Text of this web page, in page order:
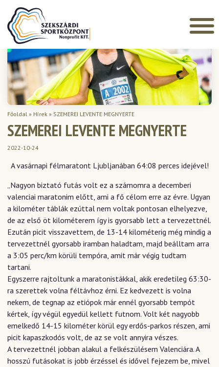
Főoldal » Hírek » SZEMEREI LEVENTE MEGNYERTE
SZEMEREI LEVENTE MEGNYERTE
2022-10-24
A vasárnapi félmaratont Ljubljanában 64:08 perces idejével!
„Nagyon biztató futás volt ez a számomra a decemberi
valenciai maratonim előtt, ami a fő célom erre az évre. Ugyan
a kilométer táblák ezúttal nem voltak pontosan elhelyezve,
de az első öt kilométerem így is gyorsabb lett a tervezettnél.
Ezután picit visszavettem, de 13-14 kilométerig még mindig a
tervezettnél gyorsabb iramban haladtam, majd beálltam arra
a 3:05 perc/km körüli tempóra, amit már végig tudtam
tartani.
Egyszerre rajtoltunk a maratonistákkal, akik eredetileg 63:30-
ra szerettek volna féltávhoz érni. Ez kedvezett is volna
nekem, de tegnap az etiópok már ennél gyorsabb tempót
kértek, így végül egyedül kellett futnom. Volt két nagyobb
emelkedő 14-15 kilométer körül egy erdős-parkos részen, ami
picit kapaszkodós volt, de az se volt annyira vészes.
A tervezettnél jobban alakul a felkészülésem Valenciára. A
hosszú futásokat is jobb érzéssel és idővel fejezem be, mivel